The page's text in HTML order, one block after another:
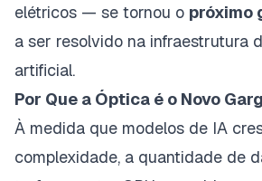
elétricos — se tornou o próximo
a ser resolvido na infraestrutura
artificial.
Por Que a Óptica é o Novo
À medida que modelos de IA
complexidade, a quantidade de